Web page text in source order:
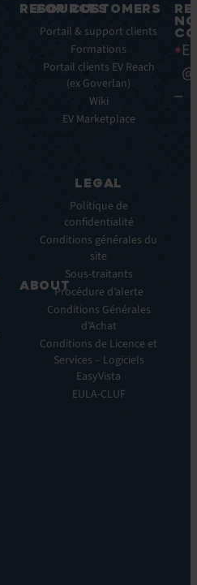
RESOURCES
Blog
Livres
Infographies
Brochures
Communiqués
presse
ABOUT
Qui
sommes
Notre
FOR CUSTOMERS
Portail & support clients
Formations
Portail clients EV Reach
(ex Goverlan)
Wiki
EV Marketplace
LEGAL
Politique de
confidentialité
Conditions générales du
site
Sous-traitants
Procédure d’alerte
Conditions Générales
d’Achat
Conditions de Licence et
Services – Logiciels
EasyVista
EULA-CLUF